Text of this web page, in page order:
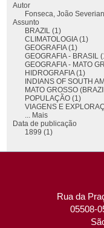
Autor
Fonseca, João
Assunto
BRAZIL (1)
CLIMATOLOGIA (1)
GEOGRAFIA (1)
GEOGRAFIA - BRASIL
GEOGRAFIA - MATO
HIDROGRAFIA (1)
INDIANS OF SOUTH
MATO GROSSO
POPULAÇÃO (1)
VIAGENS E
... Mais
Data de publicação
1899 (1)
Rua da
05508-